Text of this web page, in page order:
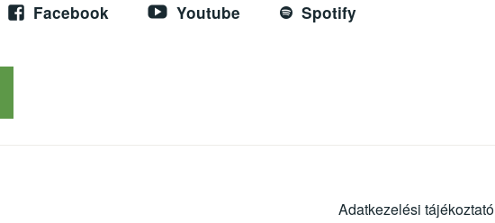
Facebook Youtube Spotify
Adatkezelési tájékoztató